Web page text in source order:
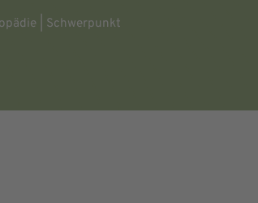
| Schwerpunkt